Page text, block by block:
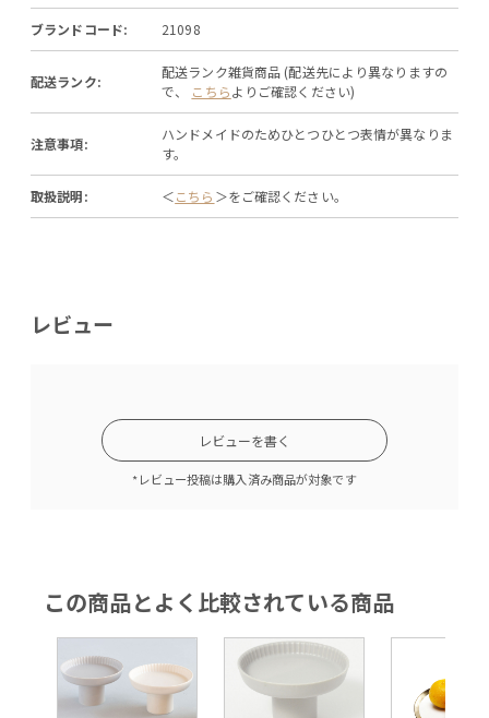
ブランドコード: 21098
配送ランク:
配送ランク雑貨商品 (配送先により異なりますの
で、 こちらよりご確認ください)
注意事項:
ハンドメイドのためひとつひとつ表情が異なりま
す。
取扱説明: ＜こちら ＞をご確認ください。
レビュー
レビューを書く
*レビュー投稿は購入済み商品が対象です
この商品とよく比較されている商品